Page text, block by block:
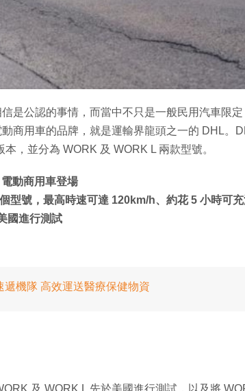
是公認的事情，而當中不只是一般民用汽車限
商用車的品牌，就是運輸界龍頭之一的 DHL。
，並分為 WORK 及 WORK L 兩款型號。
動商用車登場
型號，最高時速可達 120km/h、約花 5 小時可
國進行測試
機隊 高效運送醫療保健物資
及 WORK L 先於美國進行測試，以及將